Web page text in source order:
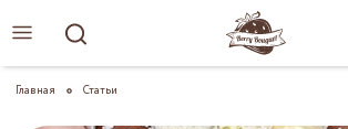
Главная Статьи